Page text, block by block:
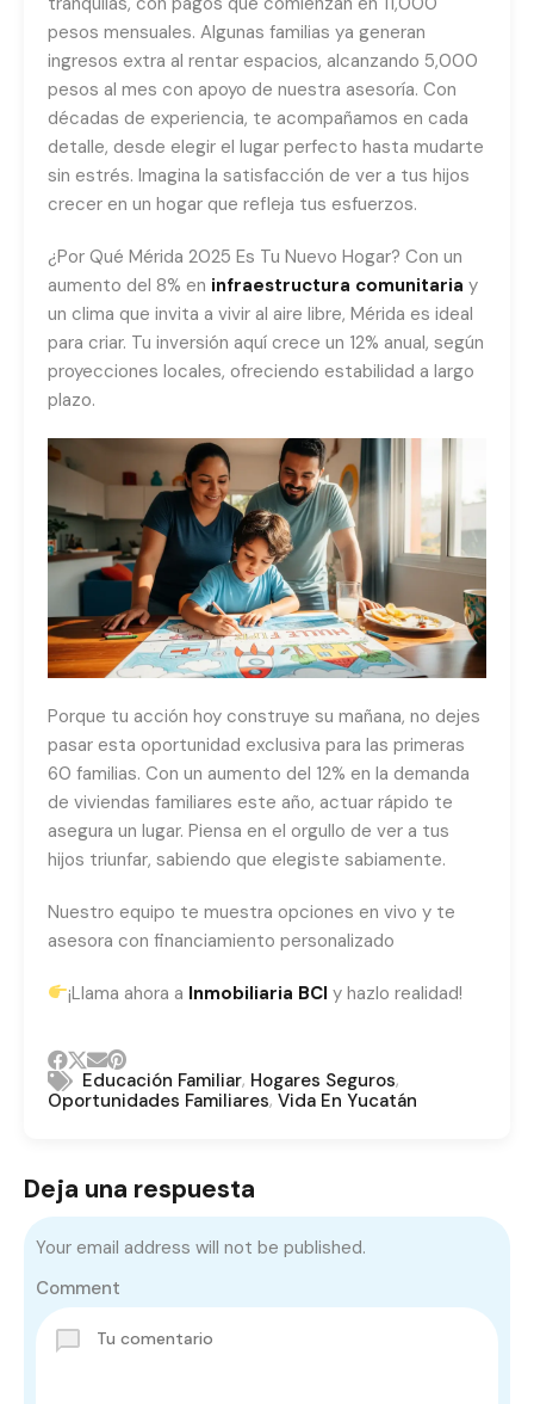
pesos mensuales. Algunas familias ya generan
ingresos extra al rentar espacios, alcanzando 5,000
pesos al mes con apoyo de nuestra asesoría. Con
décadas de experiencia, te acompañamos en cada
detalle, desde elegir el lugar perfecto hasta mudarte
sin estrés. Imagina la satisfacción de ver a tus hijos
crecer en un hogar que refleja tus esfuerzos.
¿Por Qué Mérida 2025 Es Tu Nuevo Hogar? Con un
aumento del 8% en infraestructura comunitaria y
un clima que invita a vivir al aire libre, Mérida es ideal
para criar. Tu inversión aquí crece un 12% anual, según
proyecciones locales, ofreciendo estabilidad a largo
plazo.
Porque tu acción hoy construye su mañana, no dejes
pasar esta oportunidad exclusiva para las primeras
60 familias. Con un aumento del 12% en la demanda
de viviendas familiares este año, actuar rápido te
asegura un lugar. Piensa en el orgullo de ver a tus
hijos triunfar, sabiendo que elegiste sabiamente.
Nuestro equipo te muestra opciones en vivo y te
asesora con financiamiento personalizado
​¡Llama ahora a Inmobiliaria BCI y hazlo realidad!
Educación Familiar, Hogares Seguros,
Oportunidades Familiares, Vida En Yucatán
Deja una respuesta
Your email address will not be published.
Comment